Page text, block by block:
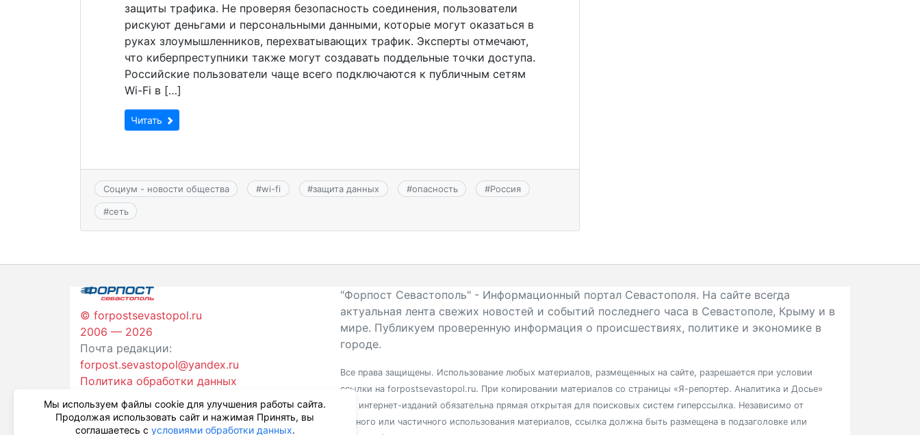
защиты трафика. Не проверяя безопасность соединения, пользователи
рискуют деньгами и персональными данными, которые могут оказаться в
руках злоумышленников, перехватывающих трафик. Эксперты отмечают,
что киберпреступники также могут создавать поддельные точки доступа.
Российские пользователи чаще всего подключаются к публичным сетям
Wi-Fi в […]
Читать
Социум - новости общества #wi-fi #защита данных #опасность #Россия
#сеть
© forpostsevastopol.ru
2006 — 2026
Почта редакции:
forpost.sevastopol@yandex.ru
Политика обработки данных
"Форпост Севастополь" - Информационный портал Севастополя. На сайте всегда
актуальная лента свежих новостей и событий последнего часа в Севастополе, Крыму и в
мире. Публикуем проверенную информация о происшествиях, политике и экономике в
городе.
Все права защищены. Использование любых материалов, размещенных на сайте, разрешается при условии
ссылки на forpostsevastopol.ru. При копировании материалов со страницы «Я-репортер. Аналитика и Досье»
для интернет-изданий обязательна прямая открытая для поисковых систем гиперссылка. Независимо от
полного или частичного использования материалов, ссылка должна быть размещена в подзаголовке или
Мы используем файлы cookie для улучшения работы сайта.
Продолжая использовать сайт и нажимая Принять, вы
соглашаетесь с условиями обработки данных.